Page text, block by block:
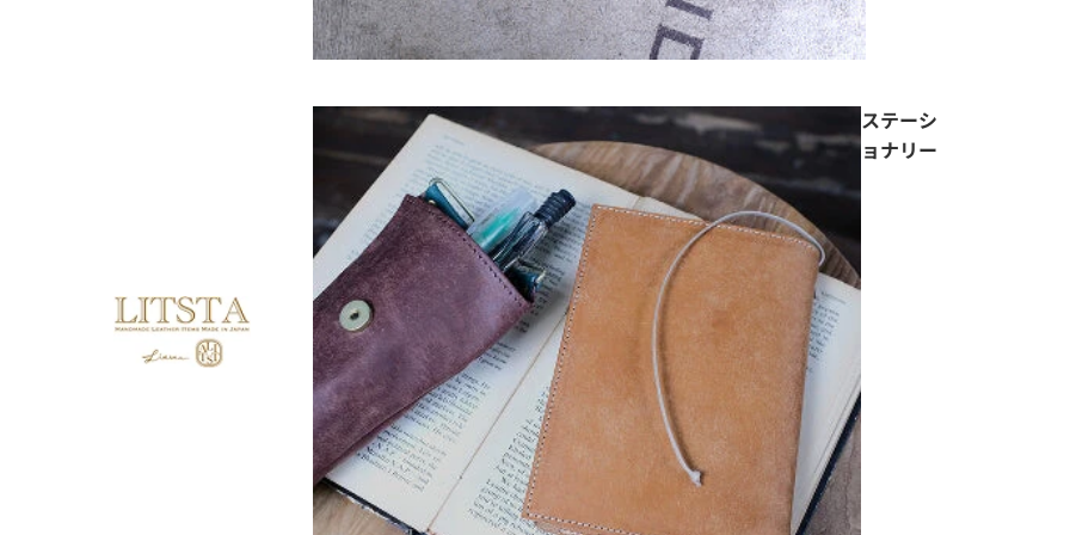
ステーシ
ョナリー